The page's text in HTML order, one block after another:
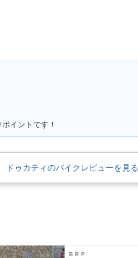
イントです！
ドゥカティのバイクレビューを見る
ＢＲＰ